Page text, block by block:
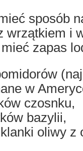
sposób
wrzątkiem i
zapas
w
czosnku,
bazylii,
oliwy z